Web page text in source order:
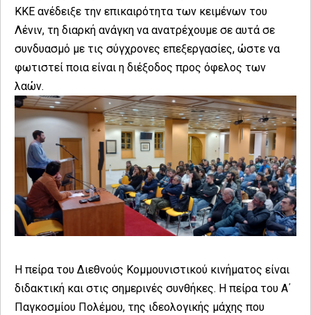
ΚΚΕ ανέδειξε την επικαιρότητα των κειμένων του
Λένιν, τη διαρκή ανάγκη να ανατρέχουμε σε αυτά σε
συνδυασμό με τις σύγχρονες επεξεργασίες, ώστε να
φωτιστεί ποια είναι η διέξοδος προς όφελος των
λαών.
Η πείρα του Διεθνούς Κομμουνιστικού κινήματος είναι
διδακτική και στις σημερινές συνθήκες. Η πείρα του Α΄
Παγκοσμίου Πολέμου, της ιδεολογικής μάχης που